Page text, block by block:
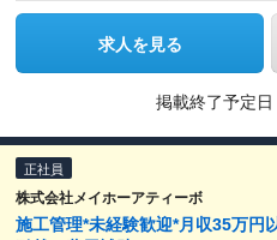
求人を見る
掲載終了予定日
正社員
株式会社メイホーアティーボ
施工管理*未経験歓迎*月収35万円